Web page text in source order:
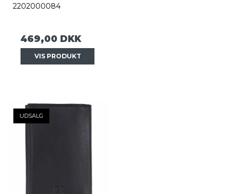
2202000084
469,00 DKK
VIS PRODUKT
UDSALG